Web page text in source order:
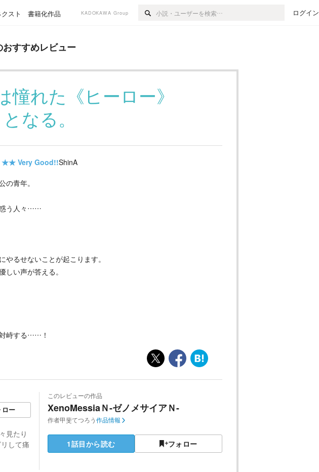
クスト 書籍化作品 KADOKAWA Group ログイン
おすすめレビュー
憧れた《ヒーロー》
となる。
★★ Very Good!!ShinA
の青年。
惑う人々……
やるせないことが起こります。
しい声が答える。
峙する……！
ロー
見たり
して痛
このレビューの作品
XenoMessiaＮ-ゼノメサイアＮ-
作者甲斐てつろう作品情報
1話目から読む フォロー